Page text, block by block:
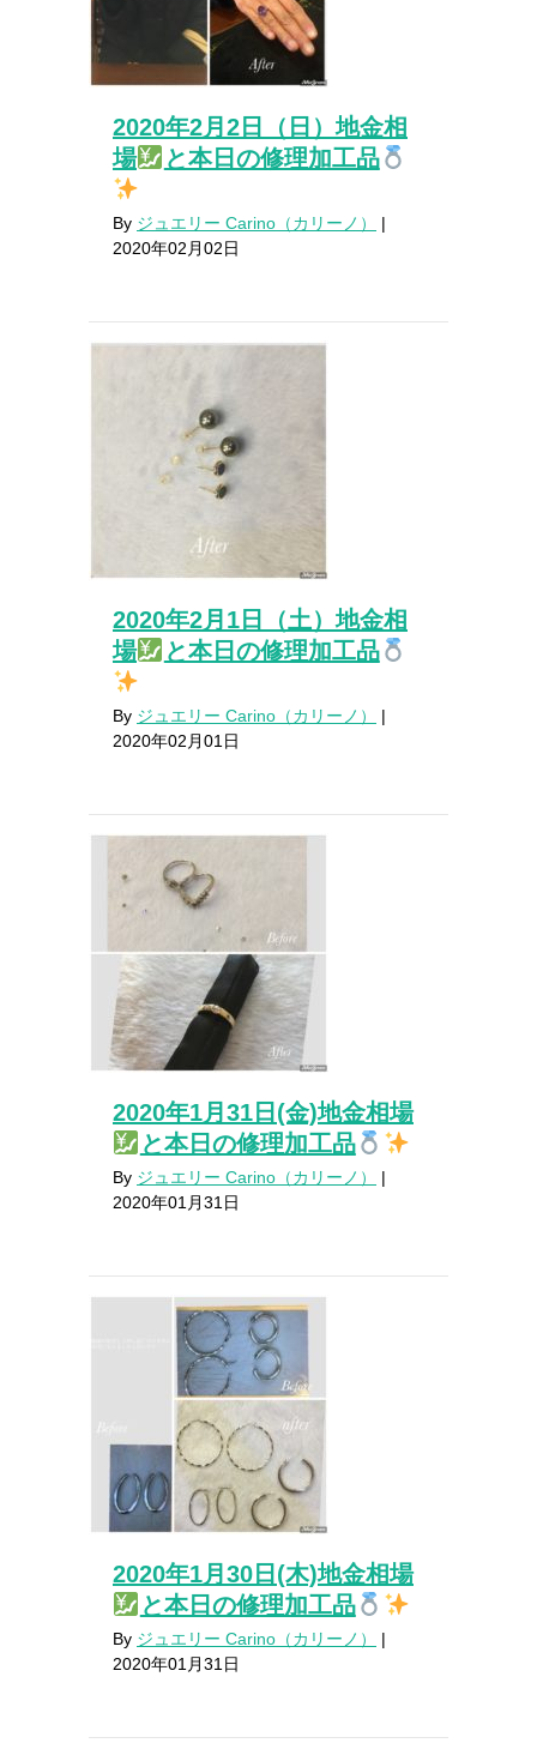
2020年2月2日（日）地金相
場
と本日の修理加工品
By ジュエリー Carino（カリーノ）
|
2020年02月02日
2020年2月1日（土）地金相
場
と本日の修理加工品
By ジュエリー Carino（カリーノ）
|
2020年02月01日
2020年1月31日(金)地金相場
と本日の修理加工品
By ジュエリー Carino（カリーノ）
|
2020年01月31日
2020年1月30日(木)地金相場
と本日の修理加工品
By ジュエリー Carino（カリーノ）
|
2020年01月31日